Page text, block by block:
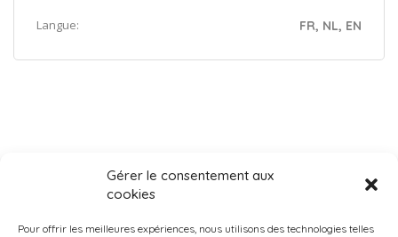
Gérer le consentement aux
cookies
Pour offrir les meilleures expériences, nous utilisons des technologies telles
Langue: FR, NL, EN